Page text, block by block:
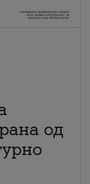
од